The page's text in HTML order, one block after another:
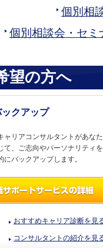
個別相
個別相談会・セミ
望の方へ
クアップ
ャリアコンサルタントがあなた
て、ご志向やパーソナリティを
バックアップします。
おすすめキャリア診断を見
コンサルタントの紹介を見